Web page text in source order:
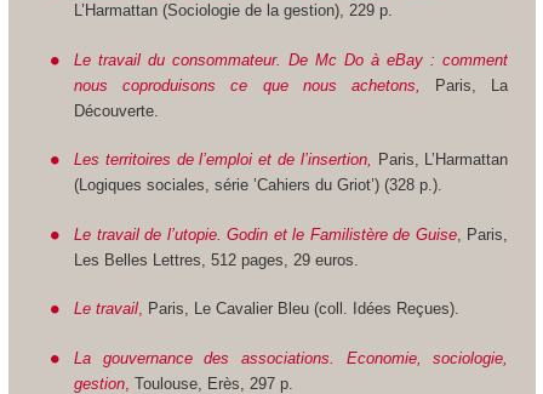
L’Harmattan (Sociologie de la gestion), 229 p.
Le travail du consommateur. De Mc Do à eBay : comment
nous coproduisons ce que nous achetons,
Paris, La
Découverte.
Les territoires de l’emploi et de l’insertion, Paris, L’Harmattan
(Logiques sociales, série ’Cahiers du Griot’) (328 p.).
Le travail de l’utopie. Godin et le Familistère de Guise, Paris,
Les Belles Lettres, 512 pages, 29 euros.
Le travail, Paris, Le Cavalier Bleu (coll. Idées Reçues).
La gouvernance des associations. Economie, sociologie,
gestion Toulouse, Erès, 297 p.